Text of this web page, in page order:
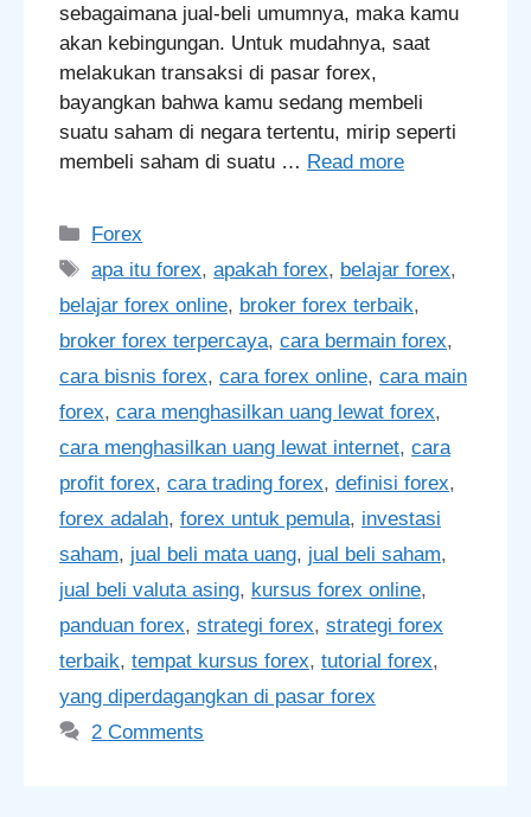
sebagaimana jual-beli umumnya, maka kamu
akan kebingungan. Untuk mudahnya, saat
melakukan transaksi di pasar forex,
bayangkan bahwa kamu sedang membeli
suatu saham di negara tertentu, mirip seperti
membeli saham di suatu … Read more
Categories
Forex
Tags
apa itu forex,apakah forex, belajar forex,
belajar forex online, broker forex terbaik,
broker forex terpercaya, cara bermain forex,
cara bisnis forex, cara forex online, cara main
forex, cara menghasilkan uang lewat forex,
cara menghasilkan uang lewat internet, cara
profit forex, cara trading forex, definisi forex,
forex adalah, forex untuk pemula, investasi
saham, jual beli mata uang, jual beli saham,
jual beli valuta asing, kursus forex online,
panduan forex, strategi forex, strategi forex
terbaik, tempat kursus forex, tutorial forex,
yang diperdagangkan di pasar forex
2 Comments